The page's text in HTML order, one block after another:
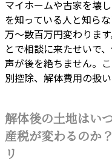
マイホームや古家を壊
を知っている人と知ら
万〜数百万円変わりま
とで相談に来たせいで
声が後を絶ちません。
別控除、解体費用の扱
解体後の土地はい
産税が変わるのか
リ